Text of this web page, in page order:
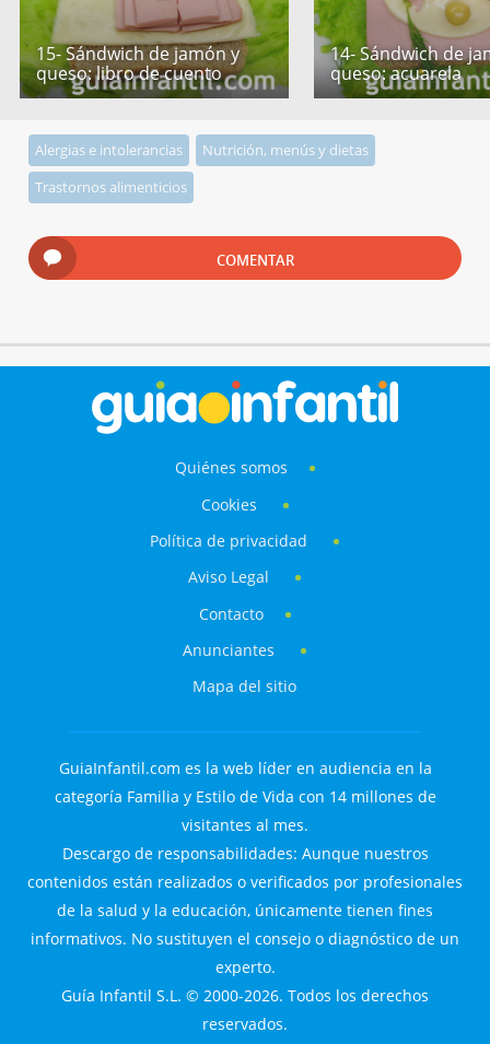
15- Sándwich de jamón y
queso: libro de cuento
14- Sándwich de
queso: acuarela
Alergias e intolerancias
Nutrición, menús y dietas
Trastornos alimenticios
COMENTAR
Quiénes somos
Cookies
Política de privacidad
Aviso Legal
Contacto
Anunciantes
Mapa del sitio
GuiaInfantil.com es la web líder en audiencia en la
categoría Familia y Estilo de Vida con 14 millones de
visitantes al mes.
Descargo de responsabilidades: Aunque nuestros
contenidos están realizados o verificados por profesionales
de la salud y la educación, únicamente tienen fines
informativos. No sustituyen el consejo o diagnóstico de un
experto.
Guía Infantil S.L. © 2000-2026. Todos los derechos
reservados.